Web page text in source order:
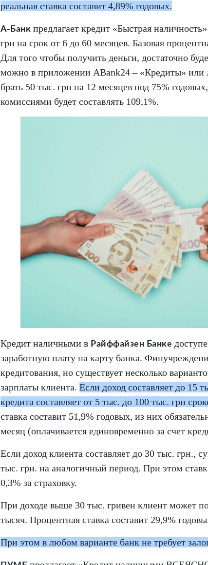
реальная ставка составит 4,89% годовых.
А-Банк предлагает кредит «Быстрая
грн на срок от 6 до 60 месяцев. Базовая
Для того чтобы получить деньги, достаточно
можно в приложении ABank24 – «Кредиты»
брать 50 тыс. грн на 12 месяцев под 75%
комиссиями будет составлять 109,1%.
Кредит наличными в Райффайзен Банке
заработную плату на карту банка.
кредитования, но существует несколько
зарплаты клиента. Если доход составляет до 15
кредита составляет от 5 тыс. до 100 тыс. грн
ставка составит 51,9% годовых, из них
месяц (оплачивается единовременно за счет
Если доход клиента составляет до 30 тыс. грн.,
тыс. грн. на аналогичный период. При этом
0,3% за страховку.
При доходе выше 30 тыс. гривен клиент может
тысяч. Процентная ставка составит 29,9%
При этом в любом варианте банк не требует